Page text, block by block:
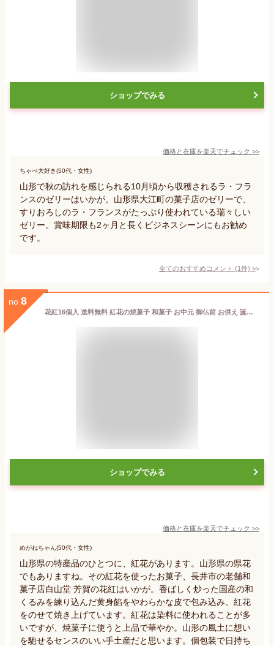
ショップでみる
価格と在庫を楽天でチェック >>
ちゃぺ大好き(50代・女性)
山形で秋の訪れを感じられる10月頃から収穫されるラ・フラ
ンスのゼリーはいかが。山形県大江町の菓子店のゼリーで、
すりおろしのラ・フランスがたっぷり使われている瑞々しい
ゼリー。賞味期限も2ヶ月と長くビジネスシーンにもお勧め
です。
全てのおすすめコメント (1件) >
no. 8
花紅16個入 送料無料 紅花の焼菓子 和菓子 お中元 御仏前 お供え 誕生日 プレゼント 手土産 進物 贈答 ギフト 個包装 山形 お取り寄せ 白餡 内祝 くるみ 父の日 母の日 敬老の日
ショップでみる
価格と在庫を楽天でチェック >>
めがねちゃん(50代・女性)
山形県の特産品のひとつに、紅花があります。山形県の県花
でもありますね。その紅花を使ったお菓子、長井市の老舗和
菓子店白山堂 芳賀の花紅はいかが。香ばしく炒った国産の和
くるみを練り込んだ黄身餡をやわらかな皮で包み込み、紅花
をのせて焼き上げています。紅花は染料に使われることが多
いですが、焼菓子に使うと上品で華やか。山形の風土に想い
を馳せるセンスのいい手土産だと思います。個包装で日持ち